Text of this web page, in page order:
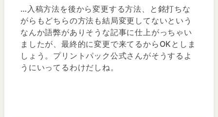
…入稿方法を後から変更する方法、と銘打ちな
がらもどちらの方法も結局変更してないという
なんか語弊がありそうな記事に仕上がっちゃい
ましたが、最終的に変更で来てるからOKとしま
しょう。プリントパック公式さんがそうするよ
うにいってるわけだしね。